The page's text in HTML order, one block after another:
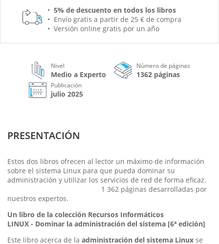
5% de descuento en todos los libros
Envío gratis a partir de 25 € de compra
Versión online gratis por un año
Nivel
Medio a Experto
Número de páginas
1362 páginas
Publicación
julio 2025
PRESENTACIÓN
Estos dos libros ofrecen al lector un máximo de información
sobre el sistema Linux para que pueda dominar su
administración y utilizar los servicios de red de forma eficaz.
1 362 páginas desarrolladas por
nuestros expertos.
Un libro de la colección Recursos Informáticos
LINUX - Dominar la administración del sistema [6ª edición]
Este libro acerca de la administración del sistema Linux se